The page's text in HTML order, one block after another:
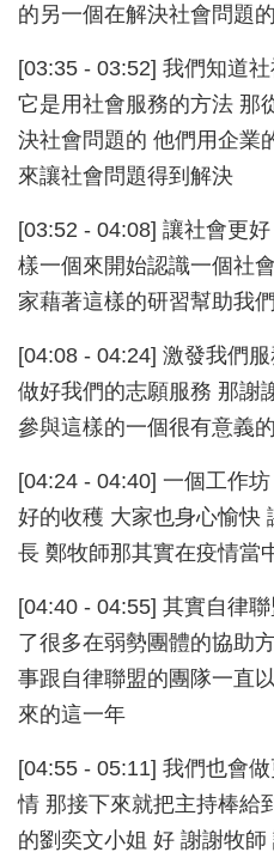
的另一個在解決社會問題
[03:35 - 03:52] 我們知道
它是用社會服務的方法 那
決社會問題的 他們用企業
來讓社會問題得到解決
[03:52 - 04:08] 讓社會更
樣一個來開始認識一個社
家藉著這樣的研習幫助我
[04:08 - 04:24] 激發我們
做好我們的志願服務 那謝
參與這樣的一個很有意義
[04:24 - 04:40] 一個工作
好的收穫 大家也身心愉快
長 鄭牧師那其實在疫情當
[04:40 - 04:55] 其實自律
了很多在弱勢團體的協助
事跟自律聯盟的團隊一直
來的這一年
[04:55 - 05:11] 我們也會
情 那接下來就把主持棒給
的劉奕文小姐 好 謝謝牧